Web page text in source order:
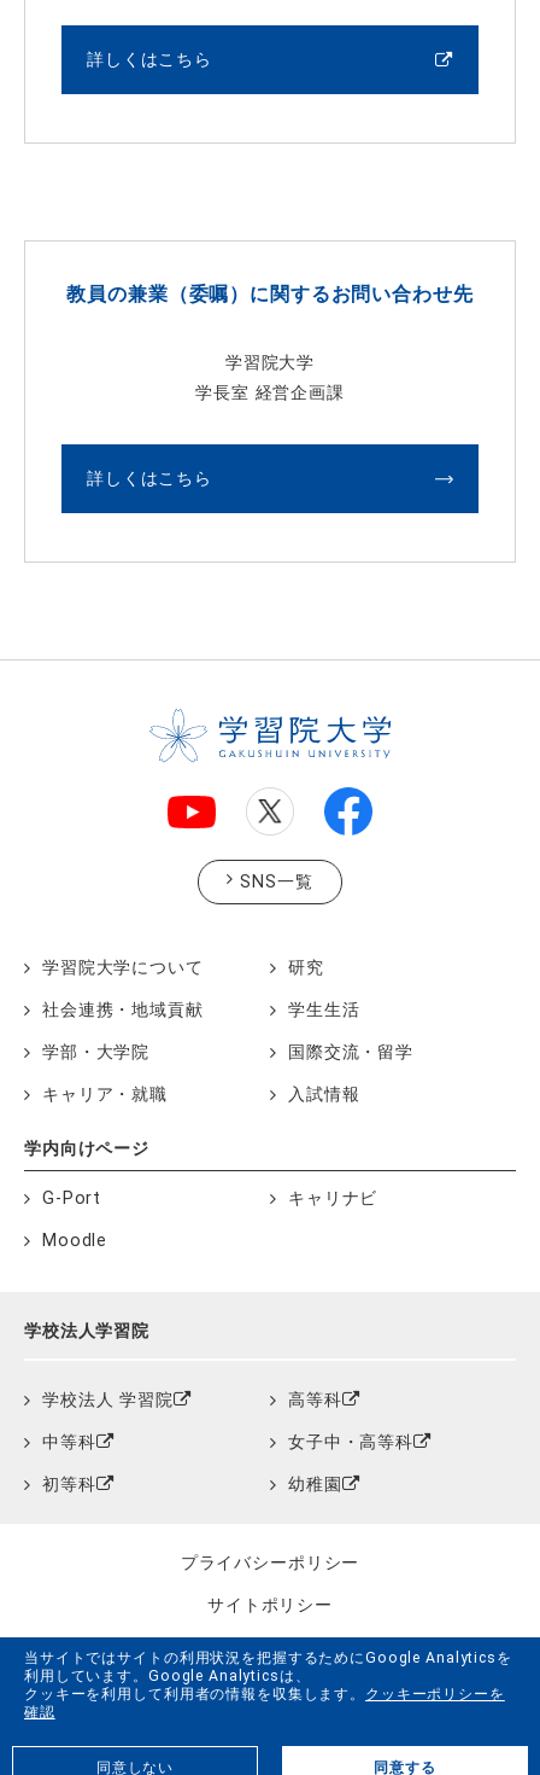
詳しくはこちら
教員の兼業（委嘱）に関するお問い合わせ先
学習院大学
学長室 経営企画課
詳しくはこちら
当サイトではサイトの利用状況を把握するためにGoogle Analyticsを
利用しています。Google Analyticsは、
クッキーを利用して利用者の情報を収集します。 クッキーポリシーを
確認
同意しない 同意する
SNS一覧
学習院大学について 研究
社会連携・地域貢献 学生生活
学部・大学院 国際交流・留学
キャリア・就職 入試情報
学内向けページ
G-Port キャリナビ
Moodle
学校法人学習院
学校法人 学習院 高等科
中等科 女子中・高等科
初等科 幼稚園
プライバシーポリシー
サイトポリシー
クッキーポリシー
サイトマップ